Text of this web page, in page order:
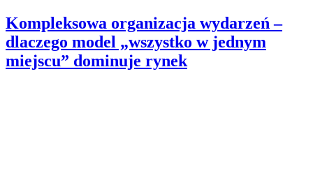
Kompleksowa organizacja wydarzeń –
dlaczego model „wszystko w jednym
miejscu” dominuje rynek